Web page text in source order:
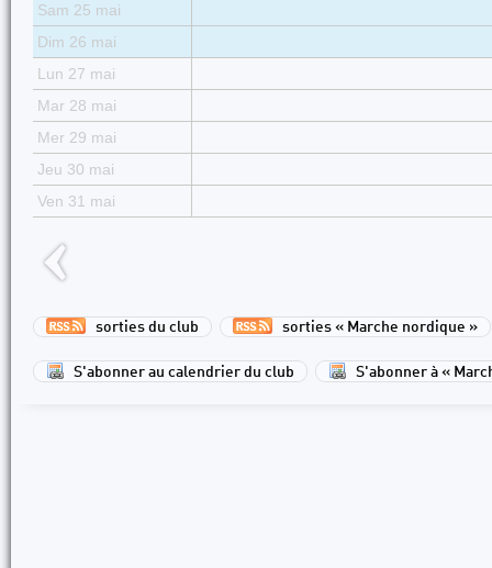
Sam 25 mai
Dim 26 mai
Lun 27 mai
Mar 28 mai
Mer 29 mai
Jeu 30 mai
Ven 31 mai
sorties du club sorties « Marche nordique »
S'abonner au calendrier du club S'abonner à «